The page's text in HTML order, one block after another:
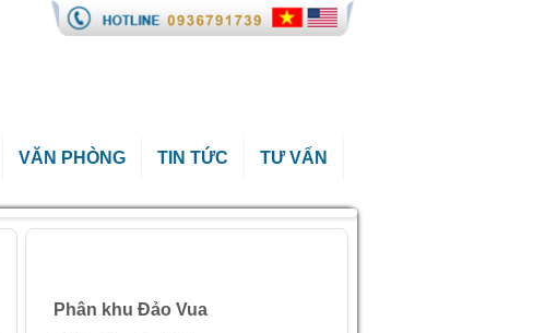
VĂN PHÒNG TIN TỨC TƯ VẤN
Phân khu Đảo Vua